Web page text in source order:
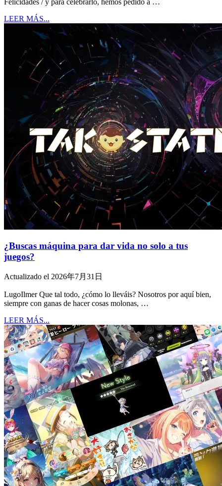
LEER MÁS...
¿Buscas máquina para dar vida no solo a tus
juegos?
Actualizado el 2026年7月31日
LugoIlmer Que tal todo, ¿cómo lo lleváis? Nosotros por aquí bien,
siempre con ganas de hacer cosas molonas, …
LEER MÁS...